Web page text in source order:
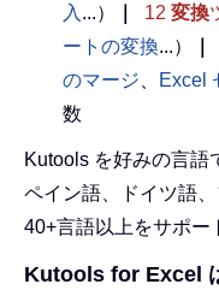
入 ...） 12 変換
ートの変換...）
のマージ
Excel
数
Kutools を好みの言語
ペイン語、ドイツ語
40+言語以上をサポー
Kutools for Excel